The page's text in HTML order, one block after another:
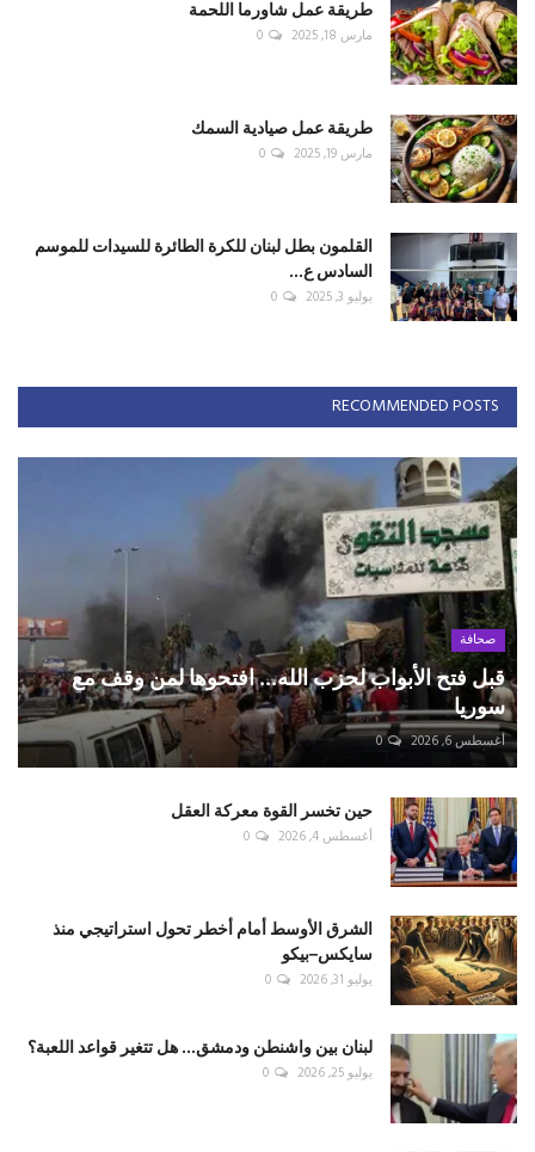
طريقة عمل شاورما اللحمة
مارس 18, 2025 0
طريقة عمل صيادية السمك
مارس 19, 2025 0
القلمون بطل لبنان للكرة الطائرة للسيدات للموسم
السادس ع...
يوليو 3, 2025 0
RECOMMENDED POSTS
صحافة
قبل فتح الأبواب لحزب الله... افتحوها لمن وقف مع
سوريا
أغسطس 6, 2026 0
حين تخسر القوة معركة العقل
أغسطس 4, 2026 0
الشرق الأوسط أمام أخطر تحول استراتيجي منذ
سايكس–بيكو
يوليو 31, 2026 0
لبنان بين واشنطن ودمشق... هل تتغير قواعد اللعبة؟
يوليو 25, 2026 0